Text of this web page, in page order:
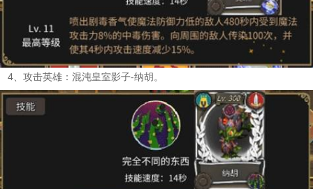
4、攻击英雄：混沌皇室影子-纳胡。